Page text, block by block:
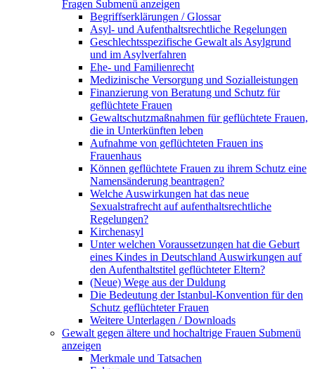
Fragen Submenü anzeigen
Begriffserklärungen / Glossar
Asyl- und Aufenthaltsrechtliche Regelungen
Geschlechtsspezifische Gewalt als Asylgrund
und im Asylverfahren
Ehe- und Familienrecht
Medizinische Versorgung und Sozialleistungen
Finanzierung von Beratung und Schutz für
geflüchtete Frauen
Gewaltschutzmaßnahmen für geflüchtete Frauen,
die in Unterkünften leben
Aufnahme von geflüchteten Frauen ins
Frauenhaus
Können geflüchtete Frauen zu ihrem Schutz eine
Namensänderung beantragen?
Welche Auswirkungen hat das neue
Sexualstrafrecht auf aufenthaltsrechtliche
Regelungen?
Kirchenasyl
Unter welchen Voraussetzungen hat die Geburt
eines Kindes in Deutschland Auswirkungen auf
den Aufenthaltstitel geflüchteter Eltern?
(Neue) Wege aus der Duldung
Die Bedeutung der Istanbul-Konvention für den
Schutz geflüchteter Frauen
Weitere Unterlagen / Downloads
Gewalt gegen ältere und hochaltrige Frauen Submenü
anzeigen
Merkmale und Tatsachen